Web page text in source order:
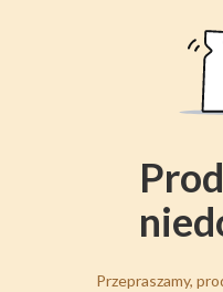
Przepraszamy,